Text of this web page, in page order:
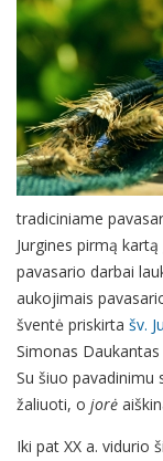
tradiciniame
Jurgines pirmą
pavasario darbai
aukojimais
šventė priskirta šv.
Simonas
Su šiuo pavadinimu
žaliuoti, o jorė
Iki pat XX a. vidurio